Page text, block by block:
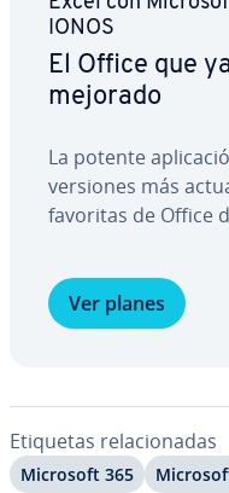
IONOS
El Office que
mejorado
La potente
versiones más
favoritas de Office
Ver planes
Etiquetas re­la­cio­na­das
Microsoft 365